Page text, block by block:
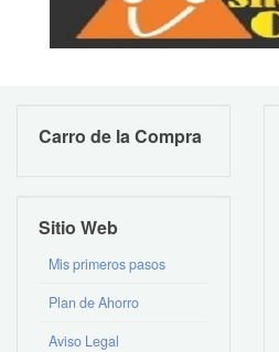
Carro de la Compra
Sitio Web
Mis primeros pasos
Plan de Ahorro
Aviso Legal